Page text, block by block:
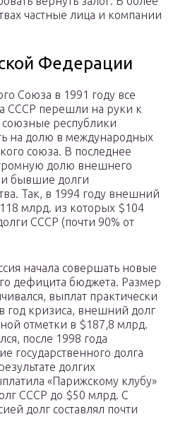
частные лица и компании
Федерации
Союза в 1991 году все
СССР перешли на руки к
республики
на долю в международных
союза. В последнее
долю внешнего
бывшие долги
Так, в 1994 году внешний
млрд. из которых $104
СССР (почти 90% от
начала совершать новые
дефицита бюджета. Размер
выплат практически
год кризиса, внешний долг
отметки в $187,8 млрд.
после 1998 года
государственного долга
долгих
«Парижскому клубу»
СССР до $50 млрд. С
долг составлял почти